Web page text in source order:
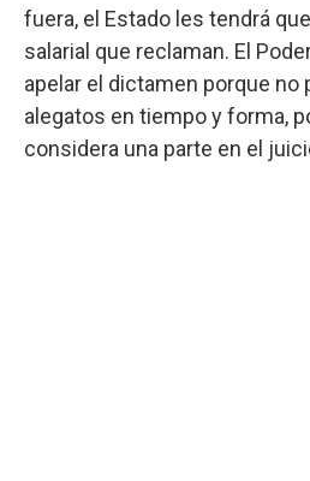
fuera, el Estado les tendrá
salarial que reclaman. El
apelar el dictamen porque no
alegatos en tiempo y forma,
considera una parte en el